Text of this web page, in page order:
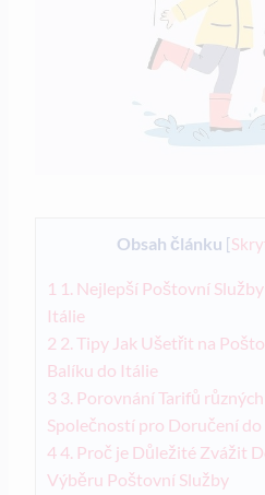
Obsah článku [
1 1. Nejlepší Poštovní
Itálie
2 2. Tipy Jak Ušetřit na
Balíku do Itálie
3 3. Porovnání Tarifů
Společností pro Doručení
4 4. Proč je Důležité Zvážit
Výběru Poštovní Služby